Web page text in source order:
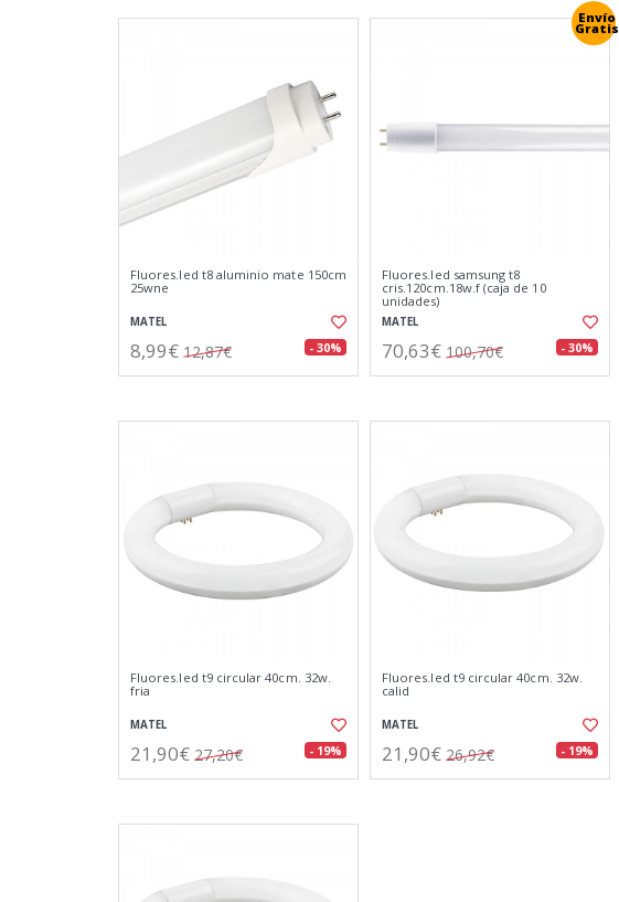
Fluores.led t8 aluminio mate 150cm
25wne
MATEL
8,99€ 12,87€ - 30%
Envío
Gratis
Fluores.led samsung t8
cris.120cm.18w.f (caja de 10
unidades)
MATEL
70,63€ 100,70€ - 30%
Fluores.led t9 circular 40cm. 32w.
fria
MATEL
21,90€ 27,20€ - 19%
Fluores.led t9 circular 40cm. 32w.
calid
MATEL
21,90€ 26,92€ - 19%